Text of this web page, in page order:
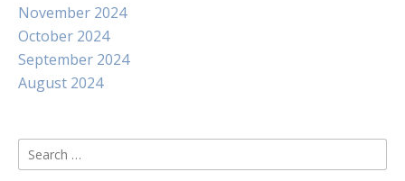
November 2024
October 2024
September 2024
August 2024
Search
for: